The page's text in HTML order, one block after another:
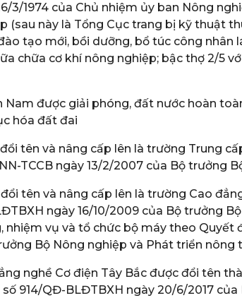
3/1974 của Chủ nhiệm ủy ban Nông
(sau này là Tổng Cục trang bị kỹ thuật
tạo mới, bồi dưỡng, bổ túc công nhân
chữa cơ khí nông nghiệp; bậc thợ 2/5
Nam được giải phóng, đất nước hoàn
hóa đất đai
tên và nâng cấp lên là trường Trung
TCCB ngày 13/2/2007 của Bộ trưởng
tên và nâng cấp lên là trường Cao
ngày 16/10/2009 của Bộ trưởng
nhiệm vụ và tổ chức bộ máy theo Quyết
Bộ Nông nghiệp và Phát triển nông
nghề Cơ điện Tây Bắc được đổi tên
914/QĐ-BLĐTBXH ngày 20/6/2017